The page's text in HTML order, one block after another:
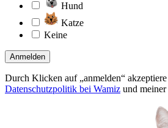
Hund
Katze
Keine
Anmelden
Durch Klicken auf „anmelden“
Datenschutzpolitik bei Wamiz und